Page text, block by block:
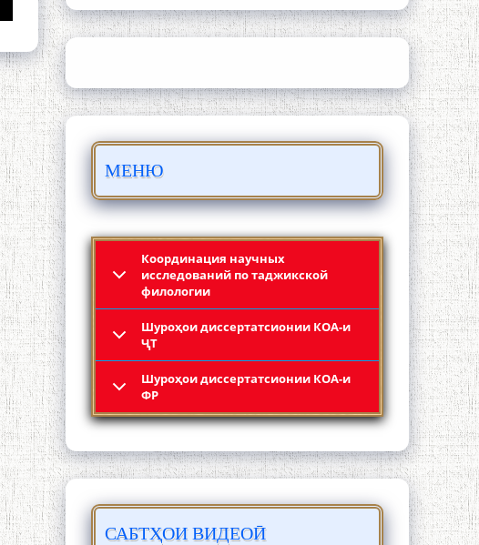
МЕНЮ
Координация научных
исследований по таджикской
филологии
Шyроҳои диссертатсионии КОА-и
ҶТ
Шyроҳои диссертатсионии КОА-и
ФР
САБТҲОИ ВИДЕОӢ
ЛОҲУТӢ - ФИЛМИ МУСТАНАД
Қадамҷо - Лоҳутӣ
4-уми декабр- зодрӯзи шоири
абадзинда Абулқосим Лоҳутӣ